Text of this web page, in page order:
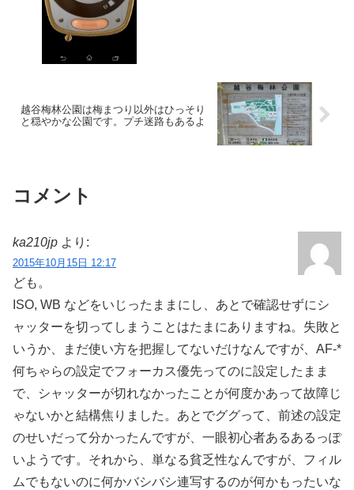
越谷梅林公園は梅まつり以外はひっそり
と穏やかな公園です。プチ迷路もあるよ
コメント
ka210jp より:
2015年10月15日 12:17
ども。
ISO, WB などをいじったままにし、あとで確認せずにシ
ャッターを切ってしまうことはたまにありますね。失敗と
いうか、まだ使い方を把握してないだけなんですが、AF-*
何ちゃらの設定でフォーカス優先ってのに設定したまま
で、シャッターが切れなかったことが何度かあって故障じ
ゃないかと結構焦りました。あとでググって、前述の設定
のせいだって分かったんですが、一眼初心者あるあるっぽ
いようです。それから、単なる貧乏性なんですが、フィル
ムでもないのに何かバシバシ連写するのが何かもったいな